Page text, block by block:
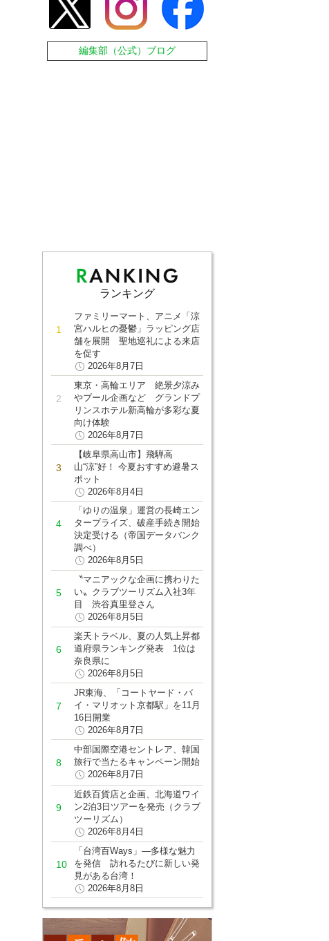
編集部（公式）ブログ
ランキング
ファミリーマート、アニメ「涼
宮ハルヒの憂鬱」ラッピング店
舗を展開 聖地巡礼による来店
を促す
2026年8月7日
東京・高輪エリア 絶景夕涼み
やプール企画など グランドプ
リンスホテル新高輪が多彩な夏
向け体験
2026年8月7日
【岐阜県高山市】飛騨高
山“涼”好！ 今夏おすすめ避暑ス
ポット
2026年8月4日
「ゆりの温泉」運営の長崎エン
タープライズ、破産手続き開始
決定受ける（帝国データバンク
調べ）
2026年8月5日
〝マニアックな企画に携わりた
い〟クラブツーリズム入社3年
目 渋谷真里登さん
2026年8月5日
楽天トラベル、夏の人気上昇都
道府県ランキング発表 1位は
奈良県に
2026年8月5日
JR東海、「コートヤード・バ
イ・マリオット京都駅」を11月
16日開業
2026年8月7日
中部国際空港セントレア、韓国
旅行で当たるキャンペーン開始
2026年8月7日
近鉄百貨店と企画、北海道ワイ
ン2泊3日ツアーを発売（クラブ
ツーリズム）
2026年8月4日
「台湾百Ways」―多様な魅力
を発信 訪れるたびに新しい発
見がある台湾！
2026年8月8日